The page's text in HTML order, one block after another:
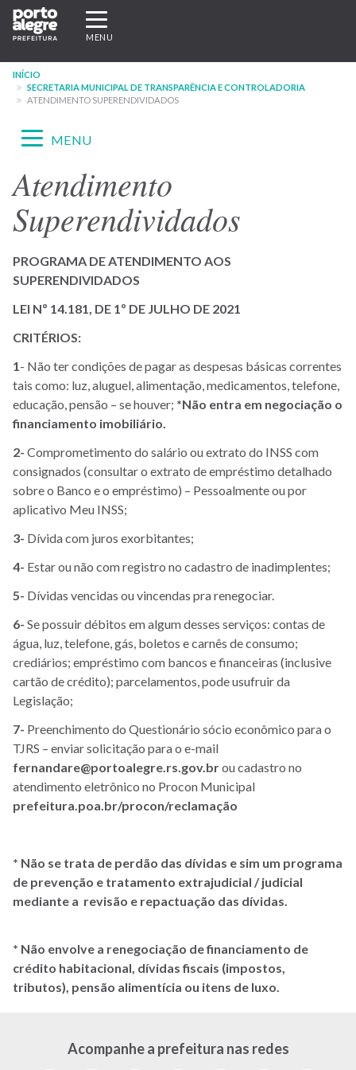
Pular
para
conteúdo
principal
Expandir/recolher
navegação
MENU
INÍCIO
SECRETARIA MUNICIPAL DE TRANSPARÊNCIA E CONTROLADORIA
ATENDIMENTO SUPERENDIVIDADOS
Menu
-
site
SMTC
Expandir/recolher
MENU
Atendimento
Superendividados
PROGRAMA DE ATENDIMENTO AOS
SUPERENDIVIDADOS
LEI Nº 14.181, DE 1º DE JULHO DE 2021
CRITÉRIOS:
1- Não ter condições de pagar as despesas básicas correntes
tais como: luz, aluguel, alimentação, medicamentos, telefone,
educação, pensão – se houver; *Não entra em negociação o
financiamento imobiliário.
2- Comprometimento do salário ou extrato do INSS com
consignados (consultar o extrato de empréstimo detalhado
sobre o Banco e o empréstimo) – Pessoalmente ou por
aplicativo Meu INSS;
3- Dívida com juros exorbitantes;
4- Estar ou não com registro no cadastro de inadimplentes;
5- Dívidas vencidas ou vincendas pra renegociar.
6- Se possuir débitos em algum desses serviços: contas de
água, luz, telefone, gás, boletos e carnês de consumo;
crediários; empréstimo com bancos e financeiras (inclusive
cartão de crédito); parcelamentos, pode usufruir da
Legislação;
7- Preenchimento do Questionário sócio econômico para o
TJRS – enviar solicitação para o e-mail
fernandare@portoalegre.rs.gov.brou cadastro no
atendimento eletrônico no Procon Municipal
prefeitura.poa.br/procon/reclamação
* Não se trata de perdão das dívidas e sim um programa
de prevenção e tratamento extrajudicial / judicial
mediante a revisão e repactuação das dívidas.
* Não envolve a renegociação de financiamento de
crédito habitacional, dívidas fiscais (impostos,
tributos), pensão alimentícia ou itens de luxo.
Acompanhe a prefeitura nas redes